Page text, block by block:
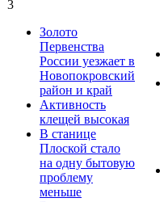
3
Золото
Первенства
России уезжает в
Новопокровский
район и край
Активность
клещей высокая
В станице
Плоской стало
на одну бытовую
проблему
меньше